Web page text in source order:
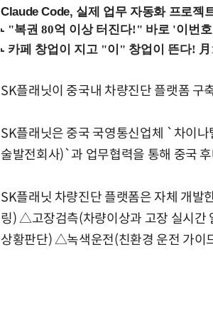
Claude Code, 실제 업무 자동화 프로젝
SK플래닛이 중국내 차량진단 플랫폼 구
SK플래닛은 중국 국영통신업체 `차이
술발전회사)`과 업무협력을 통해 중국
SK플래닛 차량진단 플랫폼은 자체 개발
링) △고장검측(차량이상과 고장 실시
상황판단) △녹색운전(친환경 운전 가이